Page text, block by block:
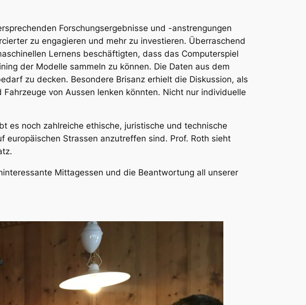
Forschungsergebnisse und -anstrengungen
zu engagieren und mehr zu investieren. Überraschend
Lernens beschäftigten, dass das Computerspiel
der Modelle sammeln zu können. Die Daten aus dem
zu decken. Besondere Brisanz erhielt die Diskussion, als
von Aussen lenken könnten. Nicht nur individuelle
es noch zahlreiche ethische, juristische und technische
Strassen anzutreffen sind. Prof. Roth sieht
Mittagessen und die Beantwortung all unserer